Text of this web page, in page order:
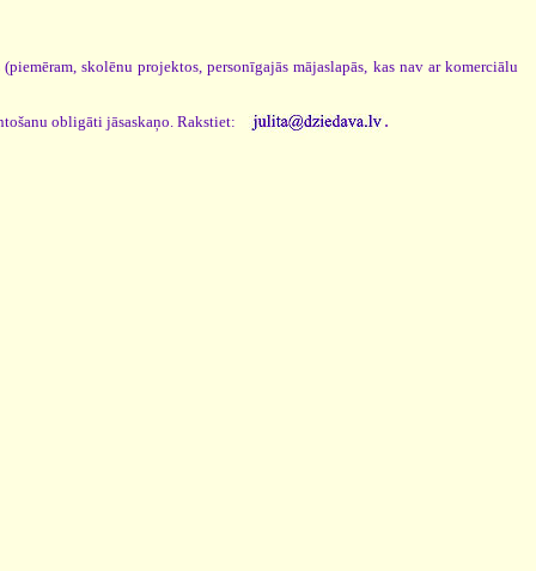
skolēnu projektos, personīgajās mājaslapās, kas nav ar komerciālu
obligāti jāsaskaņo. Rakstiet: .